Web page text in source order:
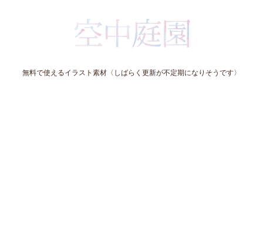
無料で使えるイラスト素材〈しばらく更新が不定期になりそうです〉